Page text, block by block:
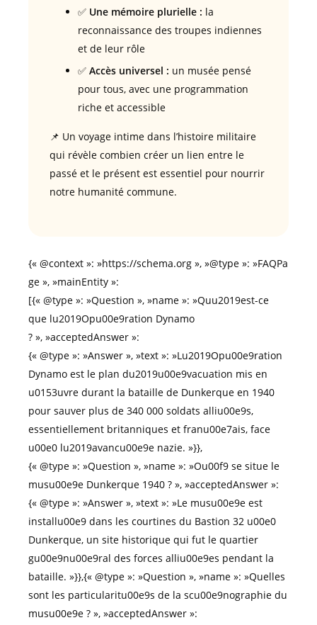
✅ Une mémoire plurielle : la
reconnaissance des troupes indiennes
et de leur rôle
✅ Accès universel : un musée pensé
pour tous, avec une programmation
riche et accessible
📌 Un voyage intime dans l’histoire militaire
qui révèle combien créer un lien entre le
passé et le présent est essentiel pour nourrir
notre humanité commune.
{« @context »: »https://schema.org », »@type »: »FAQPa
ge », »mainEntity »:
[{« @type »: »Question », »name »: »Quu2019est-ce
que lu2019Opu00e9ration Dynamo
? », »acceptedAnswer »:
{« @type »: »Answer », »text »: »Lu2019Opu00e9ration
Dynamo est le plan du2019u00e9vacuation mis en
u0153uvre durant la bataille de Dunkerque en 1940
pour sauver plus de 340 000 soldats alliu00e9s,
essentiellement britanniques et franu00e7ais, face
u00e0 lu2019avancu00e9e nazie. »}},
{« @type »: »Question », »name »: »Ou00f9 se situe le
musu00e9e Dunkerque 1940 ? », »acceptedAnswer »:
{« @type »: »Answer », »text »: »Le musu00e9e est
installu00e9 dans les courtines du Bastion 32 u00e0
Dunkerque, un site historique qui fut le quartier
gu00e9nu00e9ral des forces alliu00e9es pendant la
bataille. »}},{« @type »: »Question », »name »: »Quelles
sont les particularitu00e9s de la scu00e9nographie du
musu00e9e ? », »acceptedAnswer »: